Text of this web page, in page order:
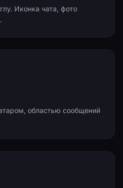
Иконка чата, фото
областью сообщений